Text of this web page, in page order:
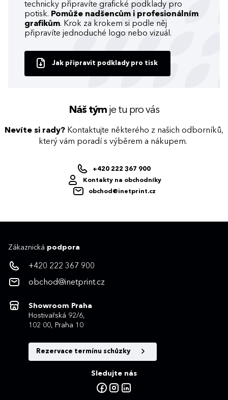
technicky připravíte grafické podklady pro
potisk. Pomůže nadšencům i profesionálním
grafikům. Krok za krokem si podle něj
připravíte jednoduché logo nebo vizuál.
Jak připravit podklady pro tisk
Náš týmje tu pro vás
Nevíte si rady? Kontaktujte některého z našich odborníků,
který vám poradí s výběrem a nákupem.
+420 222 367 900
Kontakty na obchodníky
obchod@inetprint.cz
Zákaznická podpora
+420 222 367 900
obchod@inetprint.cz
Showroom Praha
Hostivařská 92/6,
102 00, Praha 10
Rezervace termínu schůzky
Sledujte nás